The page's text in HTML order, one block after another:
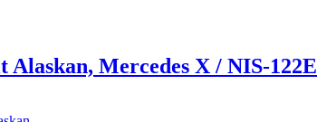
Mercedes X / NIS-122E